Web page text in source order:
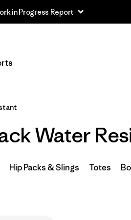
in Progress Report
1
Water
Hip Packs & Slings Totes